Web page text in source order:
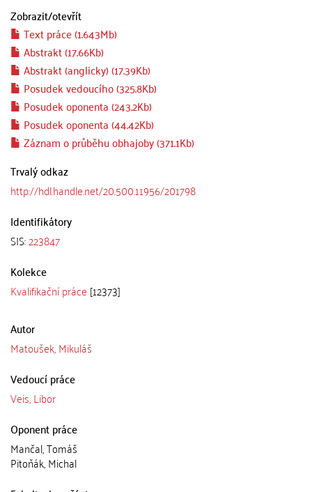
Zobrazit/otevřít
Text práce (1.643Mb)
Abstrakt (17.66Kb)
Abstrakt (anglicky) (17.39Kb)
Posudek vedoucího (325.8Kb)
Posudek oponenta (243.2Kb)
Posudek oponenta (44.42Kb)
Záznam o průběhu obhajoby (371.1Kb)
Trvalý odkaz
http://hdl.handle.net/20.500.11956/201798
Identifikátory
SIS:223847
Kolekce
Kvalifikační práce [12373]
Autor
Matoušek, Mikuláš
Vedoucí práce
Veis, Libor
Oponent práce
Mančal, Tomáš
Pitoňák, Michal